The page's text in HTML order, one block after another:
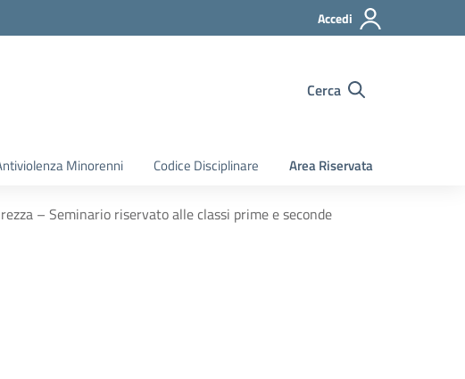
Accedi
Cerca
Minorenni Codice Disciplinare Area Riservata
– Seminario riservato alle classi prime e seconde